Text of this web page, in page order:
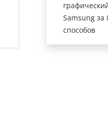
Samsung за
способов